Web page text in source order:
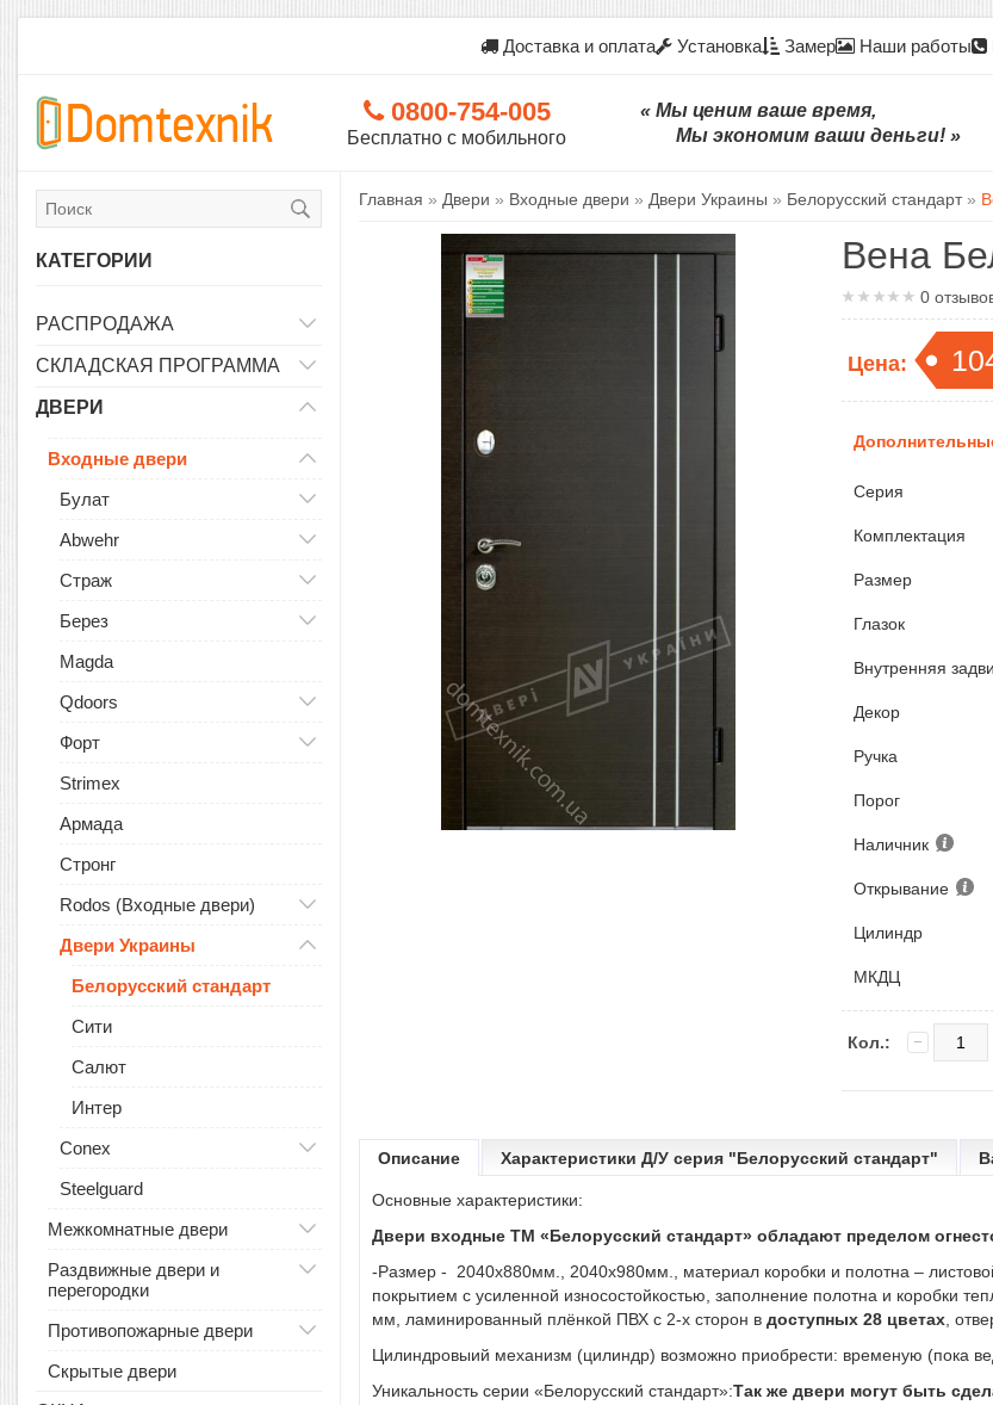
Доставка и оплата Установка Замер Наши работы
0800-754-005
Бесплатно с мобильного
« Мы ценим ваше время,
Мы экономим ваши деньги! »
КАТЕГОРИИ
РАСПРОДАЖА
СКЛАДСКАЯ ПРОГРАММА
ДВЕРИ
Входные двери
Булат
Abwehr
Страж
Берез
Magda
Qdoors
Форт
Strimex
Армада
Стронг
Rodos (Входные двери)
Двери Украины
Белорусский стандарт
Сити
Салют
Интер
Conex
Steelguard
Межкомнатные двери
Раздвижные двери и
перегородки
Противопожарные двери
Скрытые двери
Главная » Двери » Входные двери » Двери Украины » Белорусский стандарт »
Вена
0
Цена:
Серия
Комплектация
Размер
Глазок
Внутренняя
Декор
Ручка
Порог
Наличник
Открывание
Цилиндр
МКДЦ
Кол.:
Описание Характеристики Д/У серия "Белорусский стандарт"
Основные характеристики:
Двери входные ТМ «Белорусский стандарт» обладают пределом
-Размер - 2040х880мм., 2040х980мм., материал коробки и полотна –
покрытием с усиленной износостойкостью, заполнение полотна и коробки
мм, ламинированный плёнкой ПВХ с 2-х сторон в доступных 28 цветах ,
Цилиндровыий механизм (цилиндр) возможно приобрести: временую (пока
Уникальность серии «Белорусский стандарт»:Так же двери могут быть